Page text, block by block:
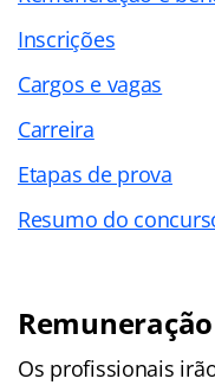
Inscrições
Cargos e vagas
Carreira
Etapas de prova
Resumo do
Os profissionais